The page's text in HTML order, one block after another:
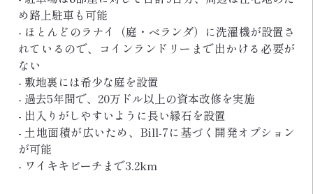
め路上駐車も可能
- ほとんどのラナイ（庭・ベランダ）に洗濯機が設置さ
れているので、コインランドリーまで出かける必要が
ない
- 敷地裏には希少な庭を設置
- 過去5年間で、20万ドル以上の資本改修を実施
- 出入りがしやすいように長い縁石を設置
- 土地面積が広いため、Bill-7に基づく開発オプション
が可能
- ワイキキビーチまで3.2km